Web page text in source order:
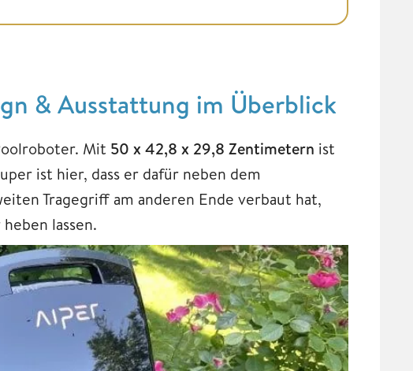
& Ausstattung im Überblick
Mit 50 x 42,8 x 29,8 Zentimetern ist
ist hier, dass er dafür neben dem
Tragegriff am anderen Ende verbaut hat,
lassen.